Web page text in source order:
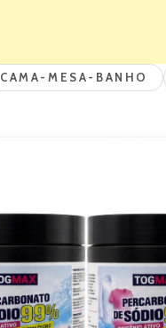
CAMA-MESA-BANHO